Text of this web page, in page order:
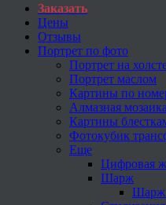
Заказать
Цены
Отзывы
Портрет по фото
Портрет на
Портрет маслом
Картины по
Алмазная
Картины
Фотокубик
Еще
Цифровая
Шарж
Шарж